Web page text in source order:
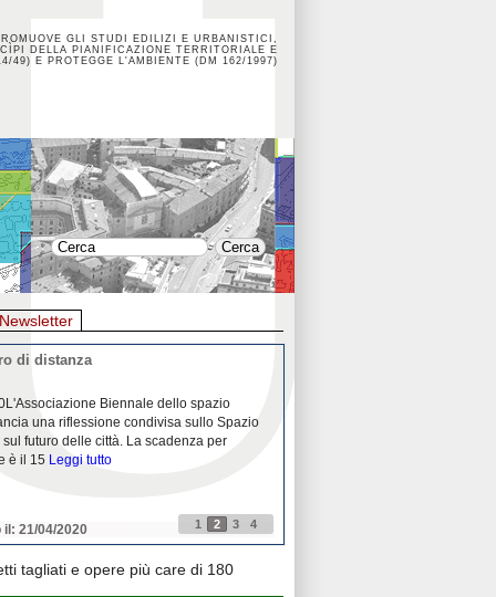
GLI STUDI EDILIZI E URBANISTICI,
DELLA PIANIFICAZIONE TERRITORIALE E
49) E PROTEGGE L'AMBIENTE (DM 162/1997)
Newsletter
di distanza
Biennale dello spazio
una riflessione condivisa sullo Spazio
futuro delle città. La scadenza per
è il 15 Leggi tutto
il: 21/04/2020 1 2 3 4
tagliati e opere più care di 180